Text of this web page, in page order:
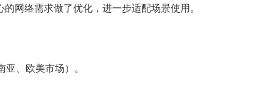
网络需求做了优化，进一步适配场景使用。
、欧美市场）。